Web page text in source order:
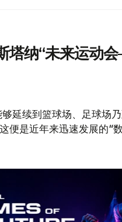
纳“未来运动
延续到篮球场、足球场
便是近年来迅速发展的“